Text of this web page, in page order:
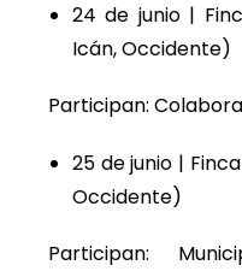
24 de junio |
Icán, Occidente)
Participan:
25 de junio |
Occidente)
Participan: